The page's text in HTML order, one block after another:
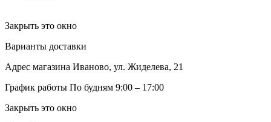
Закрыть это окно
Варианты доставки
Адрес магазина Иваново, ул. Жиделева, 21
График работы По будням 9:00 – 17:00
Закрыть это окно